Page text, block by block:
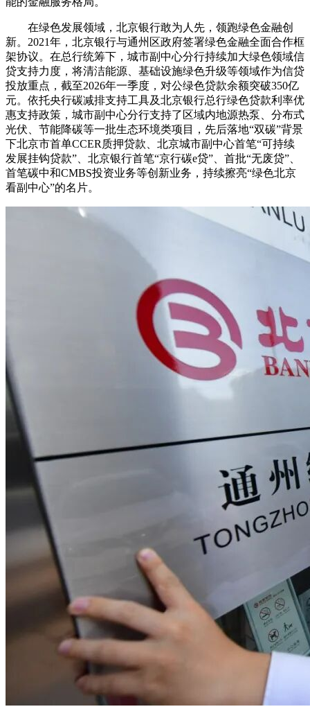
在绿色发展领域，北京银行敢为人先，领跑绿色金融创
新。2021年，北京银行与通州区政府签署绿色金融全面合作框
架协议。在总行统筹下，城市副中心分行持续加大绿色领域信
贷支持力度，将清洁能源、基础设施绿色升级等领域作为信贷
投放重点，截至2026年一季度，对公绿色贷款余额突破350亿
元。依托央行碳减排支持工具及北京银行总行绿色贷款利率优
惠支持政策，城市副中心分行支持了区域内地源热泵、分布式
光伏、节能降碳等一批生态环境类项目，先后落地“双碳”背景
下北京市首单CCER质押贷款、北京城市副中心首笔“可持续
发展挂钩贷款”、北京银行首笔“京行碳e贷”、首批“无废贷”、
首笔碳中和CMBS投资业务等创新业务，持续擦亮“绿色北京
看副中心”的名片。